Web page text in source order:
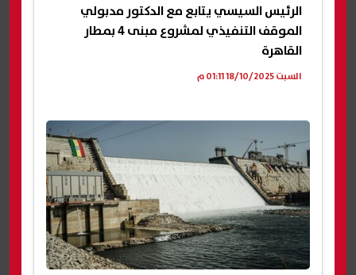
الرئيس السيسي يتابع مع الدكتور مدبولي
الموقف التنفيذي لمشروع مبنى 4 بمطار
القاهرة
السبت 18/10/2025 01:11 م